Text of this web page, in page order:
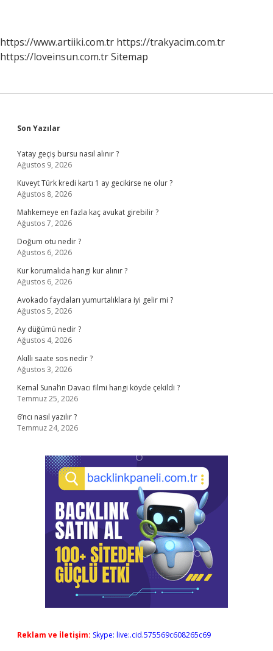
https://www.artiiki.com.tr https://trakyacim.com.tr
https://loveinsun.com.trSitemap
Sidebar
Son Yazılar
Yatay geçiş bursu nasıl alınır ?
Ağustos 9, 2026
Kuveyt Türk kredi kartı 1 ay gecikirse ne olur ?
Ağustos 8, 2026
Mahkemeye en fazla kaç avukat girebilir ?
Ağustos 7, 2026
Doğum otu nedir ?
Ağustos 6, 2026
Kur korumalıda hangi kur alınır ?
Ağustos 6, 2026
Avokado faydaları yumurtalıklara iyi gelir mi ?
Ağustos 5, 2026
Ay düğümü nedir ?
Ağustos 4, 2026
Akıllı saate sos nedir ?
Ağustos 3, 2026
Kemal Sunal’ın Davacı filmi hangi köyde çekildi ?
Temmuz 25, 2026
6’ncı nasıl yazılır ?
Temmuz 24, 2026
Reklam ve İletişim: Skype: live:.cid.575569c608265c69